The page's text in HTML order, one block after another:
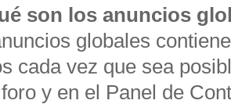
son los anuncios
globales
cada vez que sea
y en el Panel de